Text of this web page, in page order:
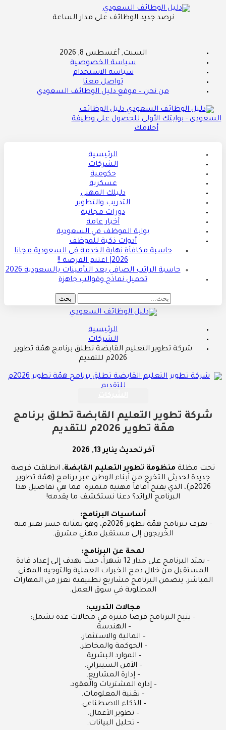
نرصد جديد الوظائف على مدار الساعة
السبت, أغسطس 8, 2026
سياسة الخصوصية
سياسة الاستخدام
تواصل معنا
من نحن – موقع دليل الوظائف السعودي
دليل الوظائف
السعودي - بوابتك الأولى للحصول على وظيفة
أحلامك
الرئيسية
الشركات
حكومية
عسكرية
دليلك المهني
التدريب والتطوير
دورات مجانية
أخبار عامة
بوابة الموظف في السعودية
أدوات ذكية للموظف
حاسبة مكافأة نهاية الخدمة في السعودية مجانا
2026| اغتنم الفرصة !!
حاسبة الراتب الصافي بعد التأمينات بالسعودية 2026
تحميل نماذج وقوالب جاهزة
الرئيسية
الشركات
شركة تطوير التعليم القابضة تطلق برنامج همّة تطوير
2026م للتقديم
شركة تطوير التعليم القابضة تطلق برنامج
همّة تطوير 2026م للتقديم
آخر تحديث يناير 13, 2026
تحت مظلة منظومة تطوير التعليم القابضة، انطلقت فرصة
جديدة لحديثي التخرج من أبناء الوطن عبر برنامج (همّة تطوير
2026م)، الذي يفتح آفاقاً مهنية متميزة. فما هي تفاصيل هذا
البرنامج الرائد؟ دعنا نستكشف ما يقدمه!
أساسيات البرنامج:
– يعرف ببرنامج همّة تطوير 2026م، وهو بمثابة جسر يعبر منه
الخريجون إلى مستقبل مهني مشرق.
لمحة عن البرنامج:
– يمتد البرنامج على مدار 12 شهراً، حيث يهدف إلى إعداد قادة
المستقبل من خلال دمج الخبرات العملية والتوجيه المهني
المباشر. يتضمن البرنامج مشاريع تطبيقية تعزز من المهارات
المطلوبة في سوق العمل.
مجالات التدريب:
– يتيح البرنامج فرصا مثيرة في مجالات عدة تشمل:
– الهندسة.
– المالية والاستثمار.
– الحوكمة والمخاطر.
– الموارد البشرية.
– الأمن السيبراني.
– إدارة المشاريع.
– إدارة المشتريات والعقود.
– تقنية المعلومات.
– الذكاء الاصطناعي.
– تطوير الأعمال.
– تحليل البيانات.